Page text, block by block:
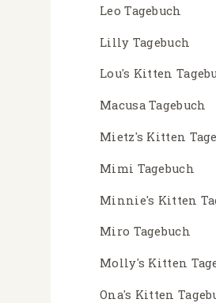
Leo Tagebuch
Lilly Tagebuch
Lou's Kitten
Macusa Tagebuch
Mietz's Kitten
Mimi Tagebuch
Minnie's Kitten
Miro Tagebuch
Molly's Kitten
Ona's Kitten